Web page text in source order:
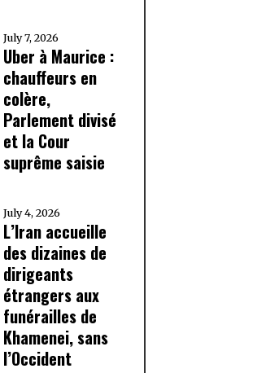
July 7, 2026
Uber à Maurice :
chauffeurs en
colère,
Parlement divisé
et la Cour
suprême saisie
July 4, 2026
L’Iran accueille
des dizaines de
dirigeants
étrangers aux
funérailles de
Khamenei, sans
l’Occident